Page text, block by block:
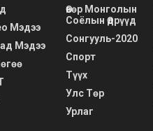
Мэдээ
Мэдээ
Өвөр Монголын
Соёлын Өдрүүд
Сонгууль-2020
Спорт
Түүх
Улс Төр
Урлаг